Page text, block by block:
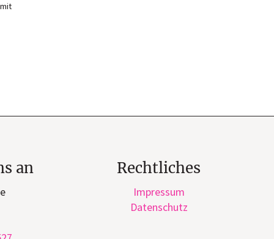
an Rechtliches
Impressum
Datenschutz